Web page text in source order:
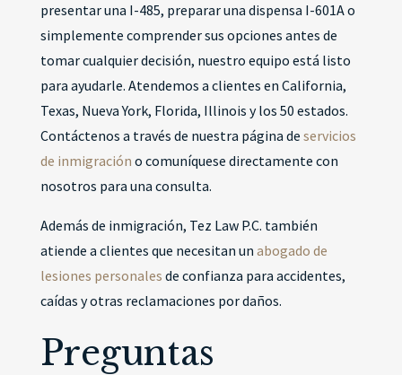
presentar una I-485, preparar una dispensa I-601A o
simplemente comprender sus opciones antes de
tomar cualquier decisión, nuestro equipo está listo
para ayudarle. Atendemos a clientes en California,
Texas, Nueva York, Florida, Illinois y los 50 estados.
Contáctenos a través de nuestra página de servicios
de inmigración o comuníquese directamente con
nosotros para una consulta.
Además de inmigración, Tez Law P.C. también
atiende a clientes que necesitan un abogado de
lesiones personales de confianza para accidentes,
caídas y otras reclamaciones por daños.
Preguntas